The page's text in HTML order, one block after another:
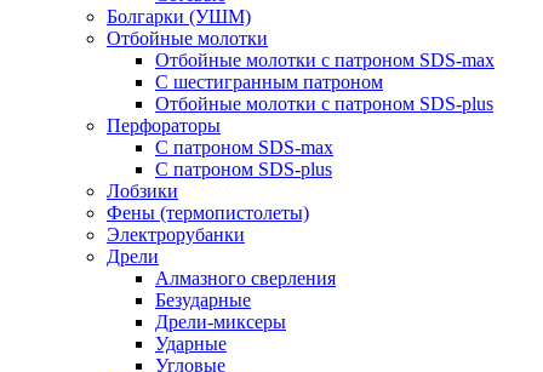
Болгарки (УШМ)
Отбойные молотки
Отбойные молотки с патроном SDS-max
С шестигранным патроном
Отбойные молотки с патроном SDS-plus
Перфораторы
С патроном SDS-max
С патроном SDS-plus
Лобзики
Фены (термопистолеты)
Электрорубанки
Дрели
Алмазного сверления
Безударные
Дрели-миксеры
Ударные
Угловые